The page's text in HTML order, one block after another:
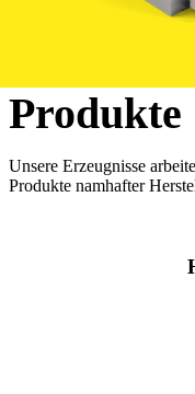
Produkte
Unsere Erzeugnisse
Produkte namhafter